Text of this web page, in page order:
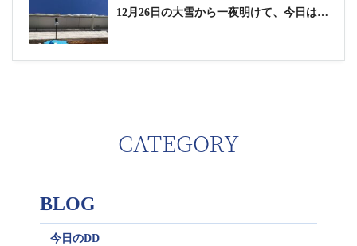
12月26日の大雪から一夜明けて、今日は気持ちの良いお天気ですね。冷え込みは厳しいですが・・・。ウインターアクティビティの関係者の方は一安心といったところでしょうか。昨日は仕事納めの方も多かったようで新春に向けて、大掃除も捗りそうですね。 ご来店予定のお客様にお願いです。昨日の雪がまだ建物二階の屋根に残っていて、気温が上がるにつれて落雪があります。 軒先を通る際はくれぐれも頭上にご注意をお願いいたします。 年末年始休業のご案内
CATEGORY
BLOG
今日のDD